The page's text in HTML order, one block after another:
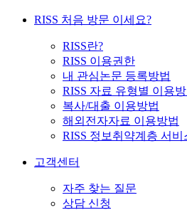
RISS 처음 방문 이세요?
RISS란?
RISS 이용권한
내 관심논문 등록방법
RISS 자료 유형별 이용
복사/대출 이용방법
해외전자자료 이용방법
RISS 정보취약계층 서비
고객센터
자주 찾는 질문
상담 신청